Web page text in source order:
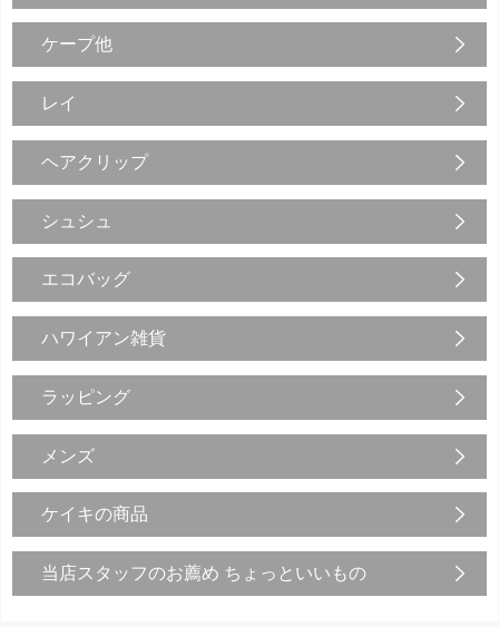
ケープ他
レイ
ヘアクリップ
シュシュ
エコバッグ
ハワイアン雑貨
ラッピング
メンズ
ケイキの商品
当店スタッフのお薦め ちょっといいもの